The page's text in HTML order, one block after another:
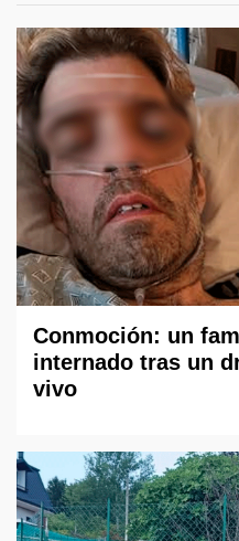
Conmoción: un
internado tras un
vivo